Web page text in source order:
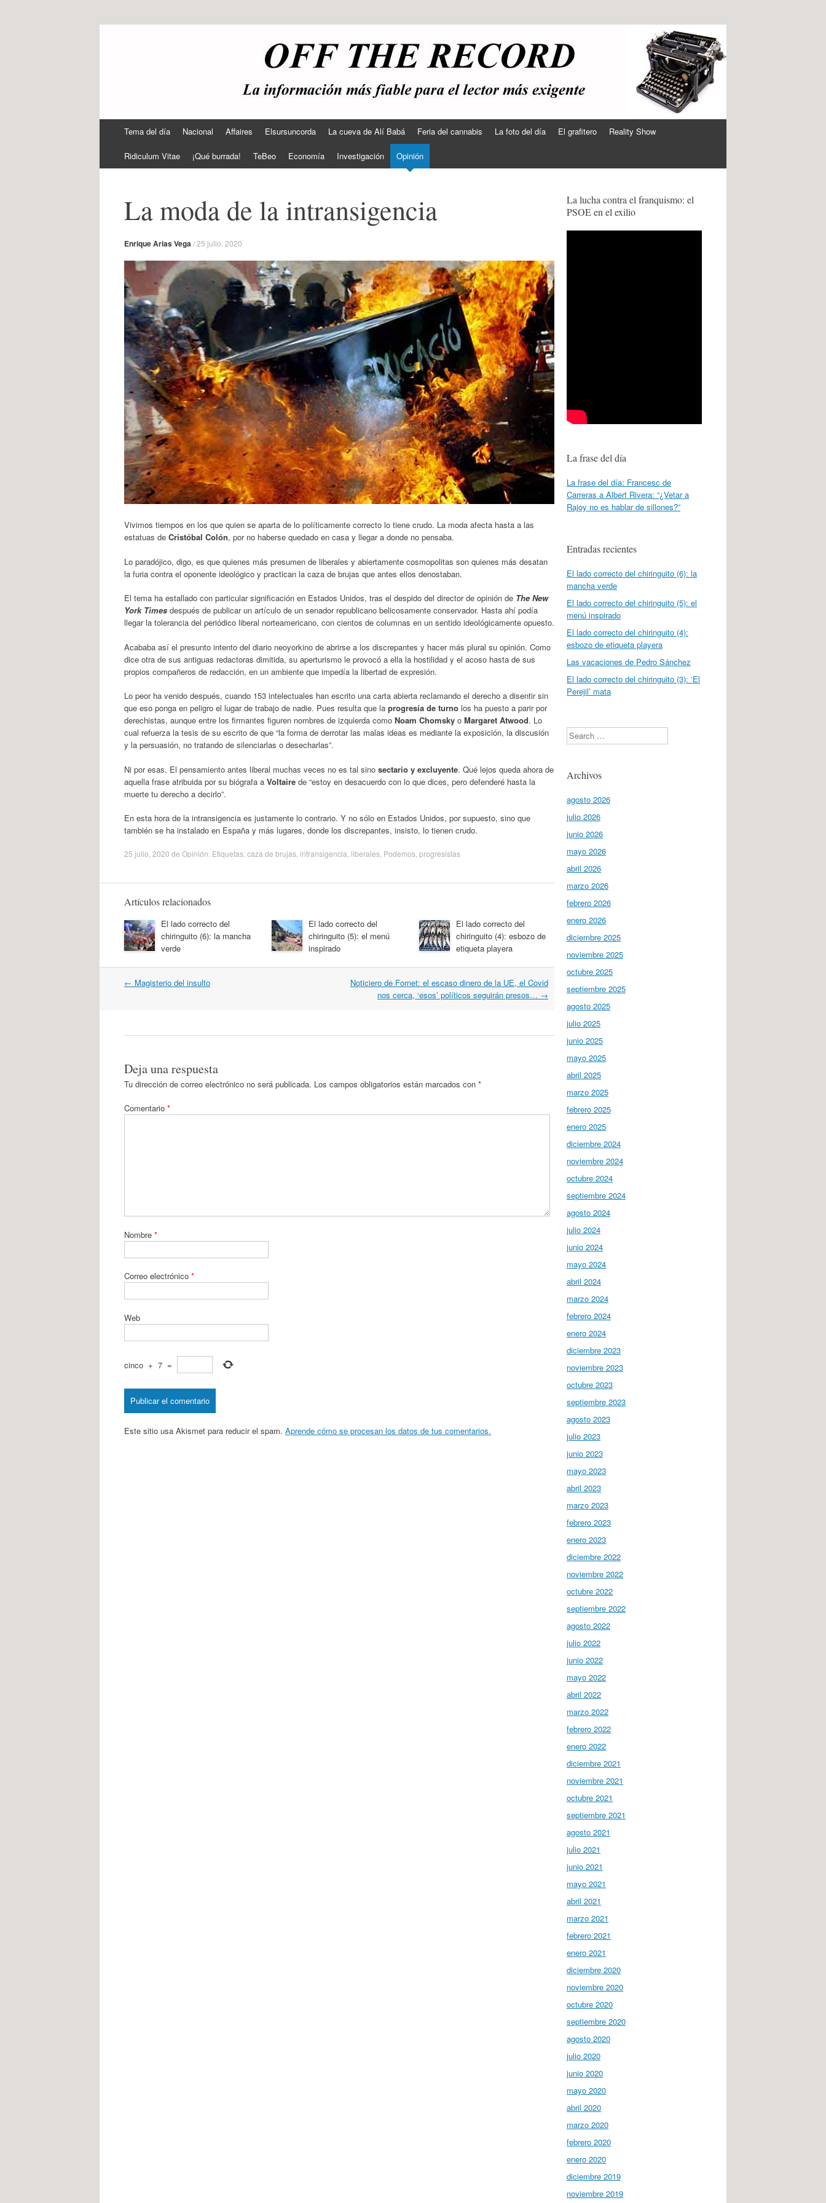
contenido
Tema del día Nacional Affaires Elsursuncorda La cueva de Alí Babá Feria del cannabis La foto del día El grafitero Reality Show
Ridiculum Vitae ¡Qué burrada! TeBeo Economía Investigación Opinión
La moda de la intransigencia
Enrique Arias Vega/25 julio, 2020
Vivimos tiempos en los que quien se aparta de lo políticamente correcto lo tiene crudo. La moda afecta hasta a las
estatuas de Cristóbal Colón, por no haberse quedado en casa y llegar a donde no pensaba.
Lo paradójico, digo, es que quienes más presumen de liberales y abiertamente cosmopolitas son quienes más desatan
la furia contra el oponente ideológico y practican la caza de brujas que antes ellos denostaban.
El tema ha estallado con particular significación en Estados Unidos, tras el despido del director de opinión de The New
York Times después de publicar un artículo de un senador republicano belicosamente conservador. Hasta ahí podía
llegar la tolerancia del periódico liberal norteamericano, con cientos de columnas en un sentido ideológicamente opuesto.
Acababa así el presunto intento del diario neoyorkino de abrirse a los discrepantes y hacer más plural su opinión. Como
dice otra de sus antiguas redactoras dimitida, su aperturismo le provocó a ella la hostilidad y el acoso hasta de sus
propios compañeros de redacción, en un ambiente que impedía la libertad de expresión.
Lo peor ha venido después, cuando 153 intelectuales han escrito una carta abierta reclamando el derecho a disentir sin
que eso ponga en peligro el lugar de trabajo de nadie. Pues resulta que la progresía de turno los ha puesto a parir por
derechistas, aunque entre los firmantes figuren nombres de izquierda como Noam Chomsky o Margaret Atwood. Lo
cual refuerza la tesis de su escrito de que “la forma de derrotar las malas ideas es mediante la exposición, la discusión
y la persuasión, no tratando de silenciarlas o desecharlas”.
Ni por esas. El pensamiento antes liberal muchas veces no es tal sino sectario y excluyente. Qué lejos queda ahora de
aquella frase atribuida por su biógrafa a Voltaire de “estoy en desacuerdo con lo que dices, pero defenderé hasta la
muerte tu derecho a decirlo”.
En esta hora de la intransigencia es justamente lo contrario. Y no sólo en Estados Unidos, por supuesto, sino que
también se ha instalado en España y más lugares, donde los discrepantes, insisto, lo tienen crudo.
25 julio, 2020 de Opinión . Etiquetas:caza de brujas intransigencia liberales Podemos progresistas
Artículos relacionados
El lado correcto del
chiringuito (6): la mancha
verde
El lado correcto del
chiringuito (5): el menú
inspirado
El lado correcto del
chiringuito (4): esbozo de
etiqueta playera
Navegación
← Magisterio del insulto
Noticiero de Fornet: el escaso dinero de la UE, el Covid
nos cerca, ‘esos’ políticos seguirán presos… →
Deja una respuesta
Tu dirección de correo electrónico no será publicada. Los campos obligatorios están marcados con *
Comentario *
Nombre *
Correo electrónico *
Web
cinco + 7 =
Este sitio usa Akismet para reducir el spam. Aprende cómo se procesan los datos de tus comentarios.
La lucha contra el franquismo: el
PSOE en el exilio
La frase del día
La frase del día: Francesc de
Carreras a Albert Rivera: “¿Vetar a
Rajoy no es hablar de sillones?”
Entradas recientes
El lado correcto del chiringuito (6): la
mancha verde
El lado correcto del chiringuito (5): el
menú inspirado
El lado correcto del chiringuito (4):
esbozo de etiqueta playera
Las vacaciones de Pedro Sánchez
El lado correcto del chiringuito (3): ‘El
Perejil’ mata
Search
Archivos
agosto 2026
julio 2026
junio 2026
mayo 2026
abril 2026
marzo 2026
febrero 2026
enero 2026
diciembre 2025
noviembre 2025
octubre 2025
septiembre 2025
agosto 2025
julio 2025
junio 2025
mayo 2025
abril 2025
marzo 2025
febrero 2025
enero 2025
diciembre 2024
noviembre 2024
octubre 2024
septiembre 2024
agosto 2024
julio 2024
junio 2024
mayo 2024
abril 2024
marzo 2024
febrero 2024
enero 2024
diciembre 2023
noviembre 2023
octubre 2023
septiembre 2023
agosto 2023
julio 2023
junio 2023
mayo 2023
abril 2023
marzo 2023
febrero 2023
enero 2023
diciembre 2022
noviembre 2022
octubre 2022
septiembre 2022
agosto 2022
julio 2022
junio 2022
mayo 2022
abril 2022
marzo 2022
febrero 2022
enero 2022
diciembre 2021
noviembre 2021
octubre 2021
septiembre 2021
agosto 2021
julio 2021
junio 2021
mayo 2021
abril 2021
marzo 2021
febrero 2021
enero 2021
diciembre 2020
noviembre 2020
octubre 2020
septiembre 2020
agosto 2020
julio 2020
junio 2020
mayo 2020
abril 2020
marzo 2020
febrero 2020
enero 2020
diciembre 2019
noviembre 2019